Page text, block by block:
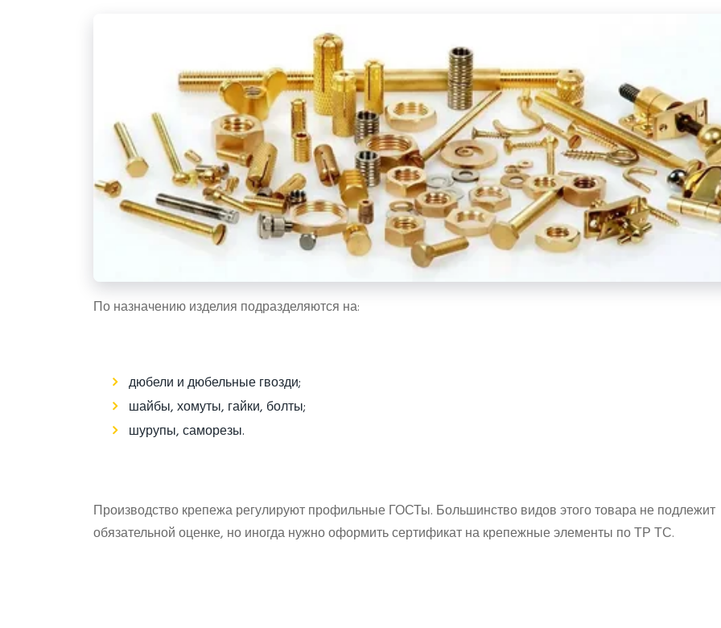
По назначению изделия подразделяются на:
дюбели и дюбельные гвозди;
шайбы, хомуты, гайки, болты;
шурупы, саморезы.
Производство крепежа регулируют профильные ГОСТы. Большинство видов этого товара не подлежит
обязательной оценке, но иногда нужно оформить сертификат на крепежные элементы по ТР ТС.